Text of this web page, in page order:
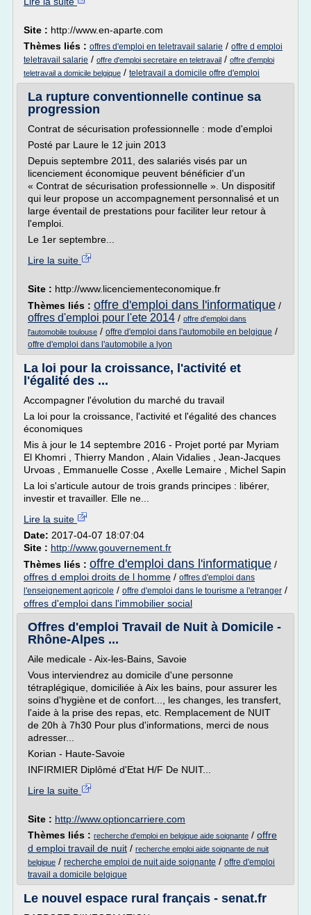
Site : http://www.en-aparte.com
Thèmes liés : offres d'emploi en teletravail salarie / offre d emploi
teletravail salarie / offre d'emploi secretaire en teletravail / offre d'emploi
teletravail a domicile belgique / teletravail a domicile offre d'emploi
La rupture conventionnelle continue sa
progression
Contrat de sécurisation professionnelle : mode d'emploi
Posté par Laure le 12 juin 2013
Depuis septembre 2011, des salariés visés par un
licenciement économique peuvent bénéficier d'un
« Contrat de sécurisation professionnelle ». Un dispositif
qui leur propose un accompagnement personnalisé et un
large éventail de prestations pour faciliter leur retour à
l'emploi.
Le 1er septembre...
Lire la suite
Site : http://www.licenciementeconomique.fr
Thèmes liés : offre d'emploi dans l'informatique /
offres d'emploi pour l'ete 2014 / offre d'emploi dans
l'automobile toulouse / offre d'emploi dans l'automobile en belgique /
offre d'emploi dans l'automobile a lyon
La loi pour la croissance, l'activité et
l'égalité des ...
Accompagner l'évolution du marché du travail
La loi pour la croissance, l'activité et l'égalité des chances
économiques
Mis à jour le 14 septembre 2016 - Projet porté par Myriam
El Khomri , Thierry Mandon , Alain Vidalies , Jean-Jacques
Urvoas , Emmanuelle Cosse , Axelle Lemaire , Michel Sapin
La loi s'articule autour de trois grands principes : libérer,
investir et travailler. Elle ne...
Lire la suite
Date: 2017-04-07 18:07:04
Site : http://www.gouvernement.fr
Thèmes liés : offre d'emploi dans l'informatique /
offres d emploi droits de l homme / offres d'emploi dans
l'enseignement agricole / offre d'emploi dans le tourisme a l'etranger /
offres d'emploi dans l'immobilier social
Offres d'emploi Travail de Nuit à Domicile -
Rhône-Alpes ...
Aile medicale - Aix-les-Bains, Savoie
Vous interviendrez au domicile d'une personne
tétraplégique, domiciliée à Aix les bains, pour assurer les
soins d'hygiène et de confort..., les changes, les transfert,
l'aide à la prise des repas, etc. Remplacement de NUIT
de 20h à 7h30 Pour plus d'informations, merci de nous
adresser...
Korian - Haute-Savoie
INFIRMIER Diplômé d'Etat H/F De NUIT...
Lire la suite
Site : http://www.optioncarriere.com
Thèmes liés : recherche d'emploi en belgique aide soignante / offre
d emploi travail de nuit / recherche emploi aide soignante de nuit
belgique / recherche emploi de nuit aide soignante / offre d'emploi
travail a domicile belgique
Le nouvel espace rural français - senat.fr